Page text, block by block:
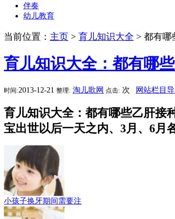
伴奏
幼儿教育
当前位置： 主页 > 育儿知识大全 > 都有哪
育儿知识大全：都有哪
时间:2013-12-21 整理: 淘儿歌网 点击: 次 网站栏目
育儿知识大全：都有哪些乙肝接
宝出世以后一天之内、3月、6月
小孩子换牙期间需要注